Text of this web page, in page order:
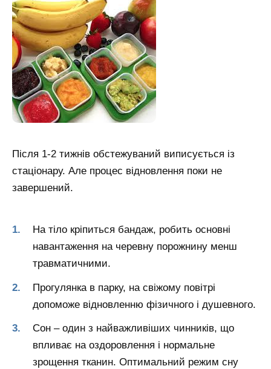
Після 1-2 тижнів обстежуваний виписується із
стаціонару. Але процес відновлення поки не
завершений.
На тіло кріпиться бандаж, робить основні
навантаження на черевну порожнину менш
травматичними.
Прогулянка в парку, на свіжому повітрі
допоможе відновленню фізичного і душевного.
Сон – один з найважливіших чинників, що
впливає на оздоровлення і нормальне
зрощення тканин. Оптимальний режим сну